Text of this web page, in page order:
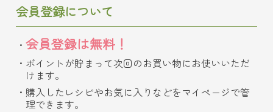
会員登録について
会員登録は無料！
ポイントが貯まって次回のお買い物にお使いいただ
けます。
購入したレシピやお気に入りなどをマイページで管
理できます。